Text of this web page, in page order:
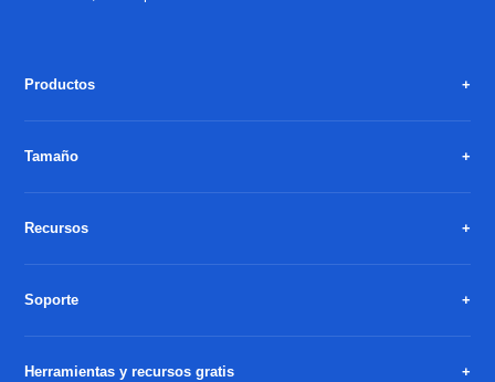
Productos
Tamaño
Recursos
Soporte
Herramientas y recursos gratis